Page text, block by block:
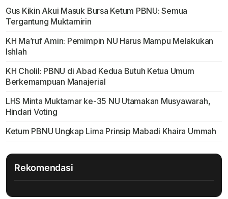
Gus Kikin Akui Masuk Bursa Ketum PBNU: Semua
Tergantung Muktamirin
KH Ma’ruf Amin: Pemimpin NU Harus Mampu Melakukan
Ishlah
KH Cholil: PBNU di Abad Kedua Butuh Ketua Umum
Berkemampuan Manajerial
LHS Minta Muktamar ke-35 NU Utamakan Musyawarah,
Hindari Voting
Ketum PBNU Ungkap Lima Prinsip Mabadi Khaira Ummah
Rekomendasi